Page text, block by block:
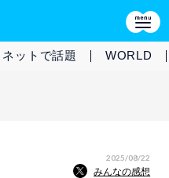
ネットで話題 WORLD
2025/08/22
みんなの感想